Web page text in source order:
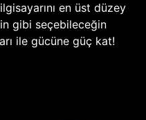
en üst düzey
gibi seçebileceğin
ile gücüne güç kat!